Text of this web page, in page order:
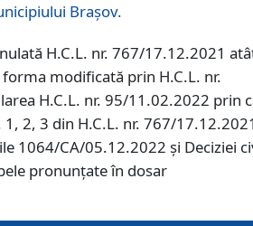
Braşov.
H.C.L. nr. 767/17.12.2021
modificată prin H.C.L. nr.
H.C.L. nr. 95/11.02.2022 prin
2, 3 din H.C.L. nr. 767/
1064/CA/05.12.2022 și Deciziei
pronunțate în dosar